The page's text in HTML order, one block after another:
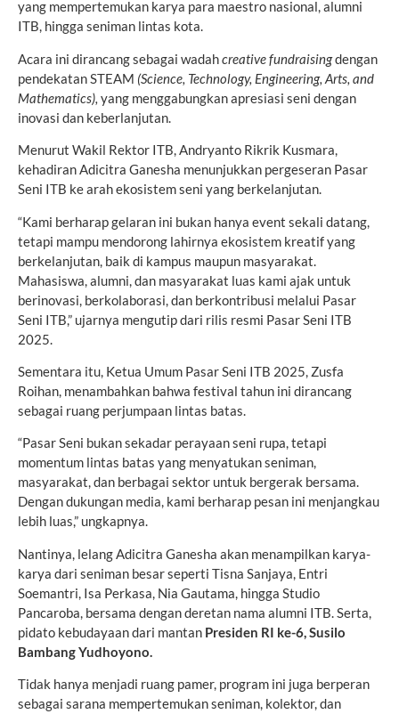
yang mempertemukan karya para maestro nasional, alumni
ITB, hingga seniman lintas kota.
Acara ini dirancang sebagai wadahcreative fundraisingdengan
pendekatan STEAM (Science, Technology, Engineering, Arts, and
Mathematics), yang menggabungkan apresiasi seni dengan
inovasi dan keberlanjutan.
Menurut Wakil Rektor ITB, Andryanto Rikrik Kusmara,
kehadiran Adicitra Ganesha menunjukkan pergeseran Pasar
Seni ITB ke arah ekosistem seni yang berkelanjutan.
“Kami berharap gelaran ini bukan hanya event sekali datang,
tetapi mampu mendorong lahirnya ekosistem kreatif yang
berkelanjutan, baik di kampus maupun masyarakat.
Mahasiswa, alumni, dan masyarakat luas kami ajak untuk
berinovasi, berkolaborasi, dan berkontribusi melalui Pasar
Seni ITB,” ujarnya mengutip dari rilis resmi Pasar Seni ITB
2025.
Sementara itu, Ketua Umum Pasar Seni ITB 2025, Zusfa
Roihan, menambahkan bahwa festival tahun ini dirancang
sebagai ruang perjumpaan lintas batas.
“Pasar Seni bukan sekadar perayaan seni rupa, tetapi
momentum lintas batas yang menyatukan seniman,
masyarakat, dan berbagai sektor untuk bergerak bersama.
Dengan dukungan media, kami berharap pesan ini menjangkau
lebih luas,” ungkapnya.
Nantinya, lelang Adicitra Ganesha akan menampilkan karya-
karya dari seniman besar seperti Tisna Sanjaya, Entri
Soemantri, Isa Perkasa, Nia Gautama, hingga Studio
Pancaroba, bersama dengan deretan nama alumni ITB. Serta,
pidato kebudayaan dari mantan Presiden RI ke-6, Susilo
Bambang Yudhoyono.
Tidak hanya menjadi ruang pamer, program ini juga berperan
sebagai sarana mempertemukan seniman, kolektor, dan